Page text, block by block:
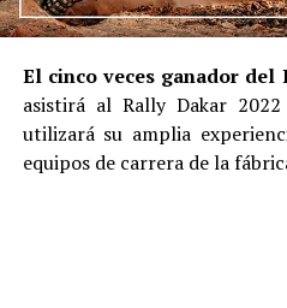
El cinco veces ganador del
asistirá al Rally Dakar
utilizará su amplia
equipos de carrera de la